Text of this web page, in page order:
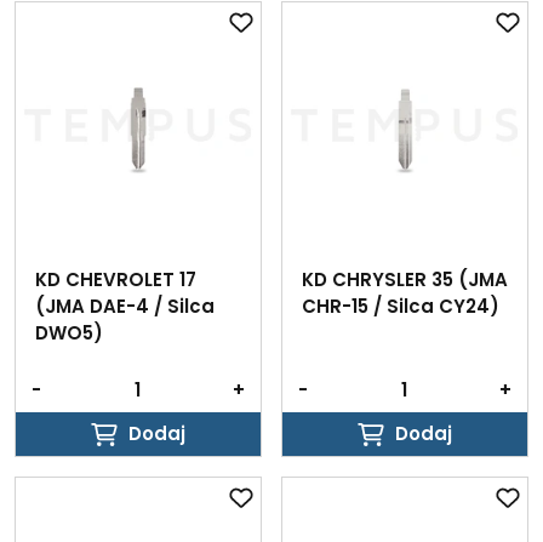
KD CHEVROLET 17
(JMA DAE-4 / Silca
DWO5)
-
+
Dodaj
Dodaj
KD CHRYSLER 35 (JMA
CHR-15 / Silca CY24)
-
+
Dodaj
Dodaj